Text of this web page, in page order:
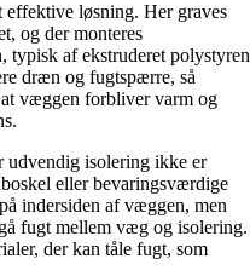
effektive løsning. Her graves
og der monteres
typisk af ekstruderet polystyren
dræn og fugtspærre, så
væggen forbliver varm og
udvendig isolering ikke er
eller bevaringsværdige
indersiden af væggen, men
fugt mellem væg og isolering.
der kan tåle fugt, som